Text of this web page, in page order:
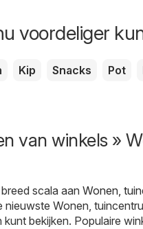
voordeliger
Kip Snacks Pot
van winkels »
scala aan Wonen,
Wonen,
bekijken. Populaire